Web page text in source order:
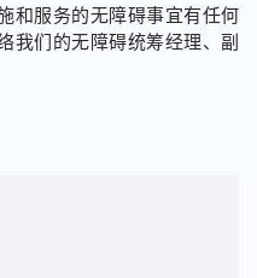
和服务的无障碍事宜有任何
我们的无障碍统筹经理、副